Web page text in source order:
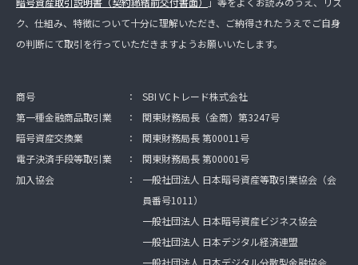
ク、仕組み、特徴について十分に理解いただき、ご納得されたうえでご自身
の判断にて取引を行っていただきますようお願いいたします。
商号 ：
SBI VCトレード株式会社
第一種金融商品取引業
：
関東財務局長（金商）第3247号
暗号資産交換業
：
関東財務局長 第00011号
電子決済手段等取引業
：
関東財務局長 第00001号
加入協会
：
一般社団法人 日本暗号資産等取引業協会（会
員番号1011）
一般社団法人 日本暗号資産ビジネス協会
一般社団法人 日本デジタル経済連盟
一般社団法人 日本デジタル分散型金融協会